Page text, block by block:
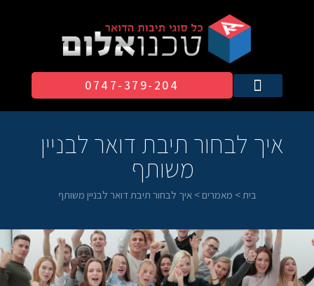
0747-379-204​
איך לבחור תיבת דואר לבניין
משותף
בית> מאמרים >איך לבחור תיבת דואר לבניין משותף